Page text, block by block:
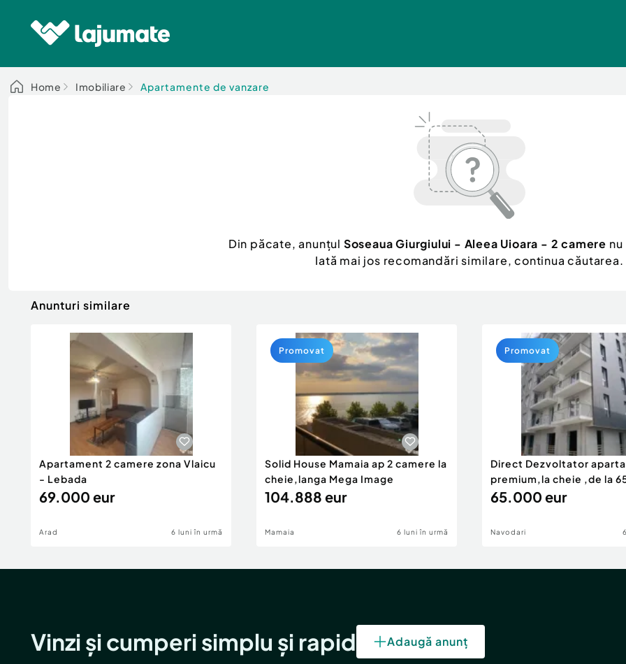
Home Imobiliare Apartamente de vanzare
Din păcate, anunțul Soseaua Giurgiului - Aleea Uioara - 2 camere
Iată mai jos recomandări similare, continua căutarea.
Anunturi similare
Apartament 2 camere zona Vlaicu
- Lebada
69.000 eur
Arad 6 luni în urmă
Solid House Mamaia ap 2 camere la
cheie,langa Mega Image
104.888 eur
Mamaia 6 luni în urmă
Promovat
Direct Dezvoltator
premium,la cheie ,de la
eur
65.000 eur
Navodari
Promovat
Vinzi și cumperi simplu și rapid Adaugă anunț